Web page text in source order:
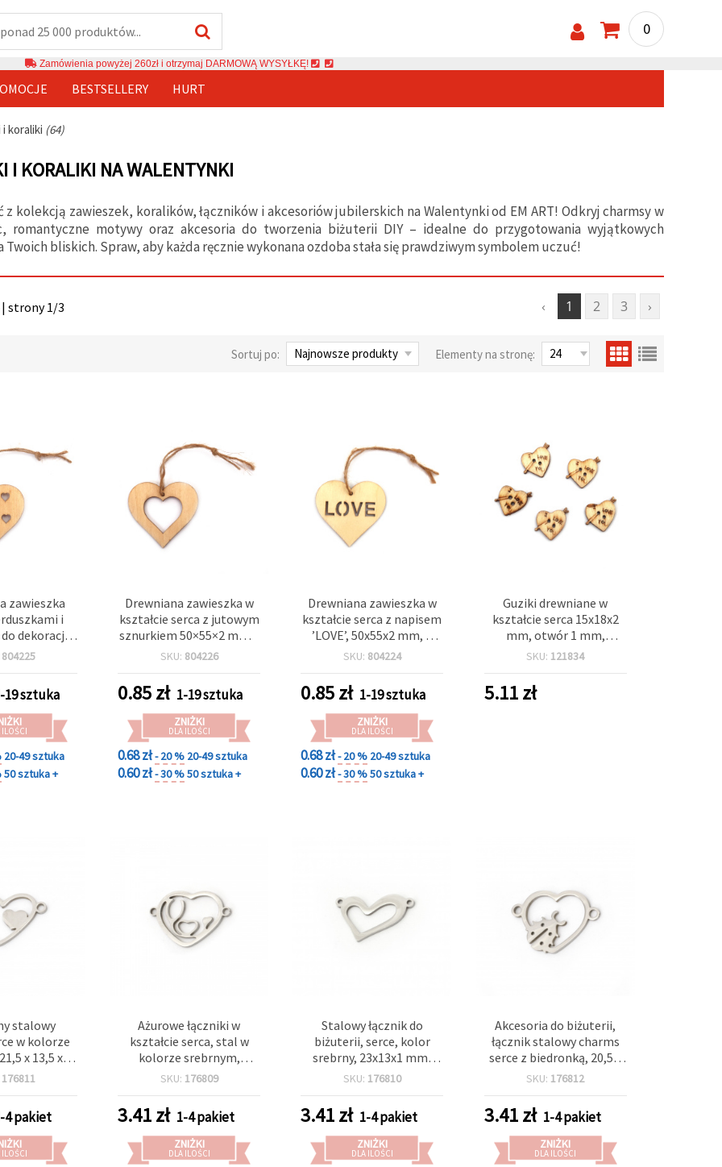
0
Zamówienia powyżej 260zł i otrzymaj DARMOWĄ WYSYŁKĘ!
BESTSELLERY HURT
koraliki (64)
I KORALIKI NA WALENTYNKI
z kolekcją zawieszek, koralików, łączników i akcesoriów jubilerskich na Walentynki od EM ART! Odkryj charmsy w
romantyczne motywy oraz akcesoria do tworzenia biżuterii DIY – idealne do przygotowania wyjątkowych
bliskich. Spraw, aby każda ręcznie wykonana ozdoba stała się prawdziwym symbolem uczuć!
‹ 1 2 3 ›
strony 1/3
Sortuj po: Elementy na stronę:
zawieszka
i
dekoracji,
mm
804225
19 sztuka
ILOŚCI
20-49 sztuka
50 sztuka +
Drewniana zawieszka w
kształcie serca z jutowym
sznurkiem 50×55×2 mm –
idealna do personalizacji
SKU: 804226
0.85zł 1-19 sztuka
ZNIŻKI
DLA ILOŚCI
0.68 zł- 20 % 20-49 sztuka
0.60 zł- 30 %50 sztuka +
Drewniana zawieszka w
kształcie serca z napisem
’LOVE’, 50x55x2 mm, z
dołączonym sznurkiem —
i scrapbooking
SKU: 804224
0.85zł 1-19 sztuka
ZNIŻKI
DLA ILOŚCI
0.68 zł- 20 % 20-49 sztuka
0.60 zł- 30 %50 sztuka +
Guziki drewniane w
kształcie serca 15x18x2
mm, otwór 1 mm,
naturalny kolor drewna -
SKU: 121834
5.11zł
stalowy
w kolorze
x 13,5 x 1
1 mm,
2 szt.
176811
4 pakiet
ILOŚCI
Ażurowe łączniki w
kształcie serca, stal w
kolorze srebrnym,
20x13x1 mm, otwór 1 mm
biżuterii, 2 szt.
SKU: 176809
3.41zł 1-4 pakiet
ZNIŻKI
DLA ILOŚCI
Stalowy łącznik do
biżuterii, serce, kolor
srebrny, 23x13x1 mm,
otwór 1 mm - 2 szt.
SKU: 176810
3.41zł 1-4 pakiet
ZNIŻKI
DLA ILOŚCI
Akcesoria do biżuterii,
łącznik stalowy charms
serce z biedronką, 20,5 x
13,5 x 1 mm, otwór 1,5
SKU: 176812
3.41zł 1-4 pakiet
ZNIŻKI
DLA ILOŚCI